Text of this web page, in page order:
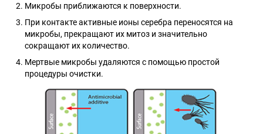
Микробы приближаются к поверхности.
При контакте активные ионы серебра переносятся на
микробы, прекращают их митоз и значительно
сокращают их количество.
Мертвые микробы удаляются с помощью простой
процедуры очистки.